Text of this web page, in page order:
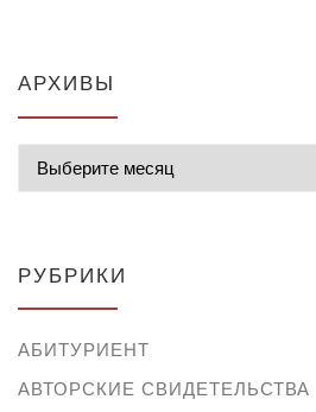
АРХИВЫ
РУБРИКИ
АБИТУРИЕНТ
АВТОРСКИЕ СВИДЕТЕЛЬСТВА